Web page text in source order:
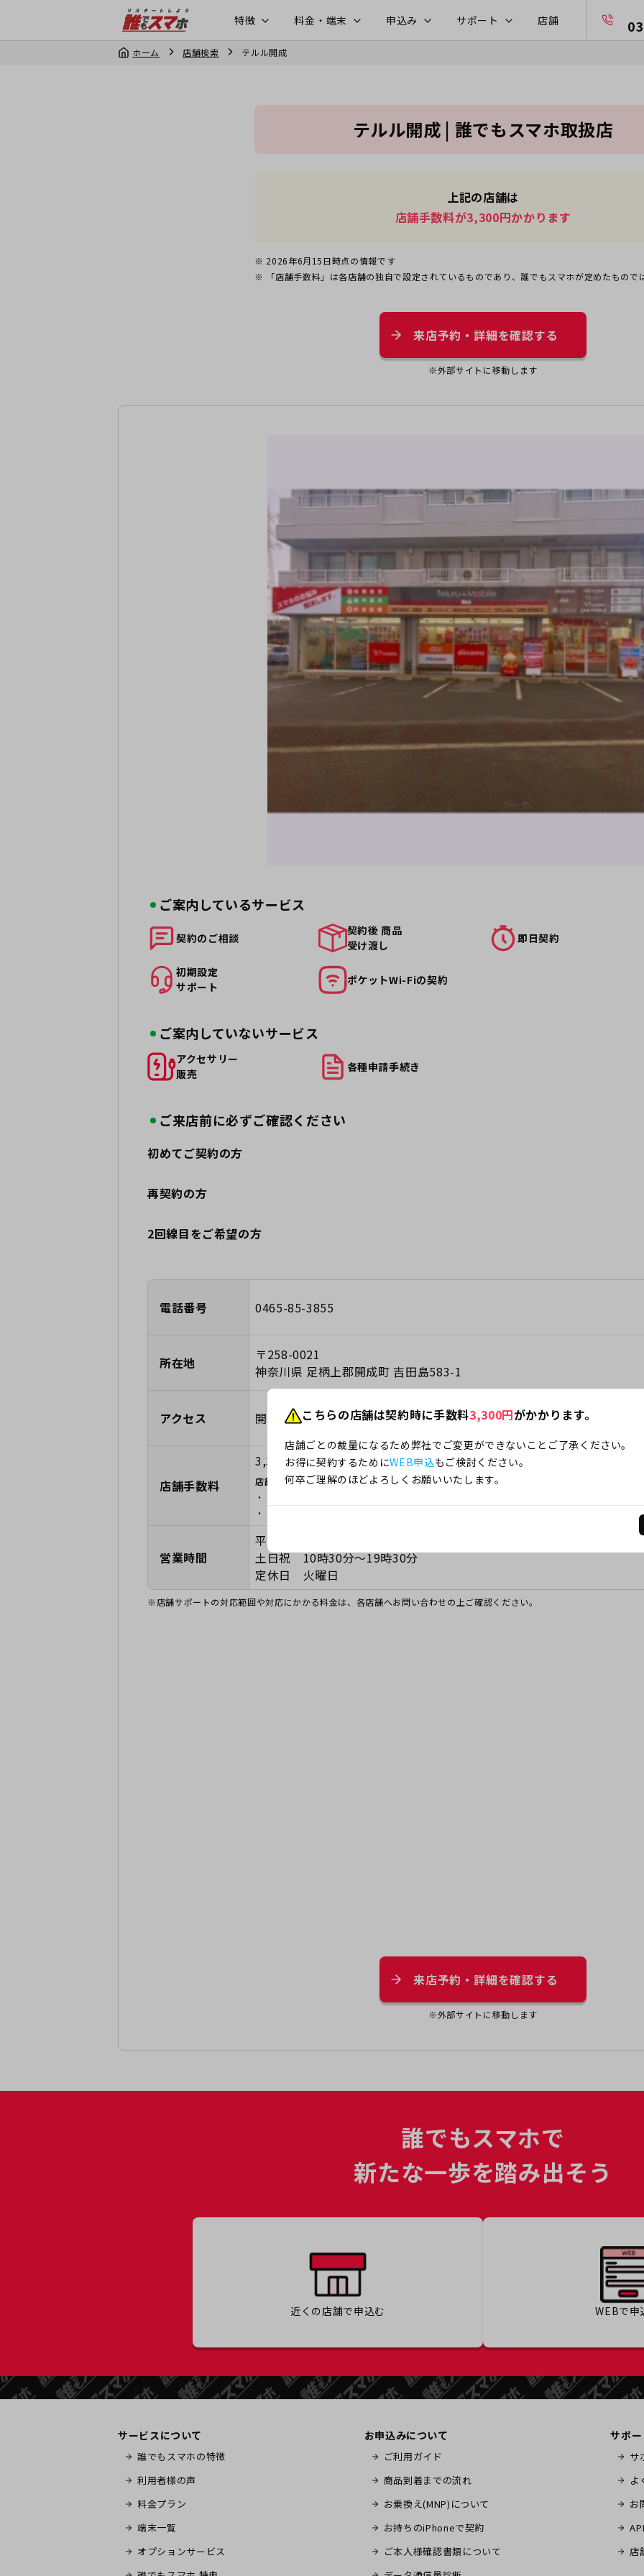
特徴 料金・端末 申込み サポート 店舗
ホーム 店舗検索 テルル開成
テルル開成 | 誰でもスマホ取扱店
上記の店舗は
店舗手数料が3,300円かかります
2026年6月15日時点の情報です
「店舗手数料」は各店舗の独自で設定されているものであり、誰でもスマホが定めたもので
来店予約・詳細を確認する
※外部サイトに移動します
ご案内しているサービス
契約の ご相談
契約後 商品
受け渡し
即日契約
初期設定
サポート
ポケットWi-Fiの契約
ご案内していないサービス
アクセサリー
販売
各種申請手続き
ご来店前に必ずご確認ください
初めてご契約の方
再契約の方
2回線目をご希望の方
電話番号 0465-85-3855
所在地
〒258-0021
神奈川県 足柄上郡開成町 吉田島583-1
アクセス 開成駅西口から徒歩約12分
店舗手数料
3,300円
店舗手数料に関する注意事項
営業時間
平日 10時30分～19時30分
土日祝 10時30分～19時30分
定休日 火曜日
※店舗サポートの対応範囲や対応にかかる料金は、各店舗へお問い合わせの上ご確認ください。
来店予約・詳細を確認する
※外部サイトに移動します
誰でもスマホで
新たな一歩を踏み出そう
近くの店舗で申込む WEBで申
サービスについて
誰でもスマホの特徴
利用者様の声
料金プラン
端末一覧
オプションサービス
お申込みについて
ご利用ガイド
商品到着までの流れ
お乗換え(MNP)について
お持ちのiPhoneで契約
ご本人様確認書類について
サポ
サ
よ
お
店
こちらの店舗は契約時に手数料3,300円がかかります。
店舗ごとの裁量になるため弊社でご変更ができないことご了承ください。
お得に契約するためにWEB申込もご検討ください。
何卒ご理解のほどよろしくお願いいたします。